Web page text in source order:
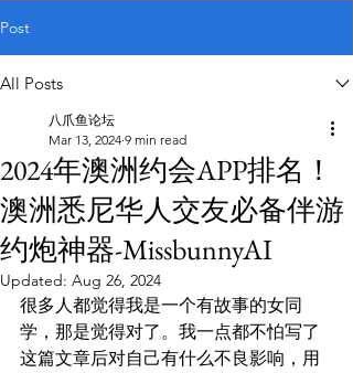
Post
All Posts
2024年澳洲约会APP排名！
澳洲悉尼华人交友必备伴游
约炮神器-MissbunnyAI
八爪鱼论坛
Mar 13, 2024 9 min read
Updated: Aug 26, 2024
很多人都觉得我是一个有故事的女同
学，那是觉得对了。我一点都不怕写了
这篇文章后对自己有什么不良影响，用